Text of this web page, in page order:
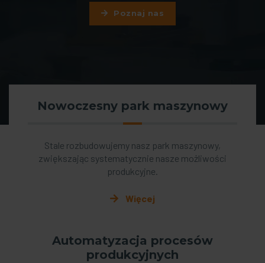
Poznaj nas
Nowoczesny park maszynowy
Stale rozbudowujemy nasz park maszynowy,
zwiększając systematycznie nasze możliwości
produkcyjne.
Więcej
Automatyzacja procesów
produkcyjnych